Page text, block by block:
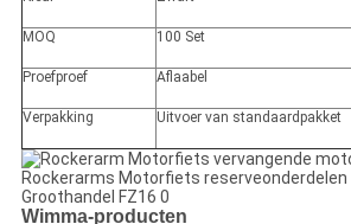
MOQ 100 Set
Proefproef Aflaabel
Verpakking Uitvoer van standaardpakket
Wimma-producten